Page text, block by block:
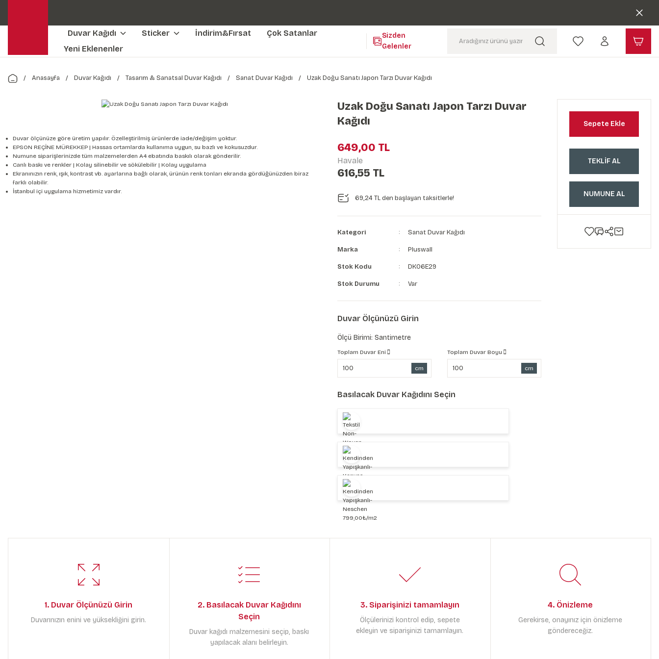
Kendinden Yapışkanlı Kolay Uygulanan Duvar Kağıtları😇
Duvar Kağıdı Sticker İndirim&Fırsat
Çok Satanlar
Yeni Eklenenler
Sizden
Gelenler
Anasayfa Duvar Kağıdı Tasarım & Sanatsal Duvar Kağıdı Sanat Duvar Kağıdı Uzak Doğu Sanatı Japon Tarzı Duvar Kağıdı
Duvar ölçünüze göre üretim yapılır. Özelleştirilmiş ürünlerde iade/değişim yoktur.
EPSON REÇİNE MÜREKKEP | Hassas ortamlarda kullanıma uygun, su bazlı ve kokusuzdur.
Numune siparişlerinizde tüm malzemelerden A4 ebatında baskılı olarak gönderilir.
Canlı baskı ve renkler | Kolay silinebilir ve sökülebilir | Kolay uygulama
Ekranınızın renk, ışık, kontrast vb. ayarlarına bağlı olarak, ürünün renk tonları ekranda gördüğünüzden biraz
farklı olabilir.
İstanbul içi uygulama hizmetimiz vardır.
Uzak Doğu Sanatı Japon Tarzı Duvar
Kağıdı
649,00 TL
Havale
616,55 TL
69,24 TL den başlayan taksitlerle!
Kategori Sanat Duvar Kağıdı
Marka Pluswall
Stok Kodu DK06E29
Stok Durumu Var
Duvar Ölçünüzü Girin
Ölçü Birimi: Santimetre
Toplam Duvar Eni
cm
Toplam Duvar Boyu
cm
Basılacak Duvar Kağıdını Seçin
Sepete Ekle
TEKLİF AL
NUMUNE AL
1. Duvar Ölçünüzü Girin
Duvarınızın enini ve yüksekliğini girin.
2. Basılacak Duvar Kağıdını
Seçin
Duvar kağıdı malzemesini seçip, baskı
yapılacak alanı belirleyin.
3. Siparişinizi tamamlayın
Ölçülerinizi kontrol edip, sepete
ekleyin ve siparişinizi tamamlayın.
4. Önizleme
Gerekirse, onayınız için önizleme
göndereceğiz.